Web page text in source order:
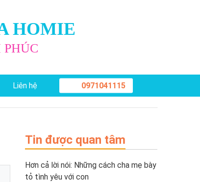
HOMIE
Liên hệ
0971041115
Tin được quan tâm
Hơn cả lời nói: Những cách cha mẹ bày
tỏ tình yêu với con